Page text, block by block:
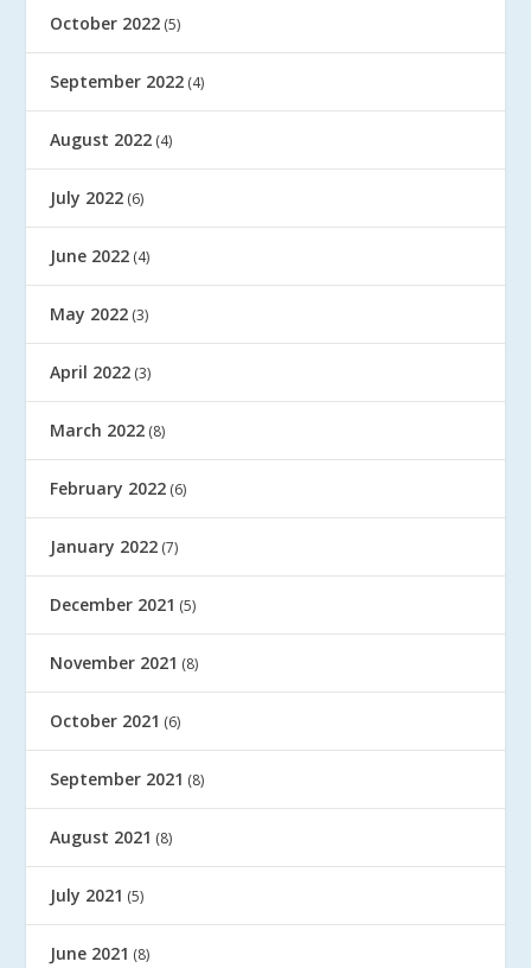
October 2022 (5)
September 2022 (4)
August 2022 (4)
July 2022 (6)
June 2022 (4)
May 2022 (3)
April 2022 (3)
March 2022 (8)
February 2022 (6)
January 2022 (7)
December 2021 (5)
November 2021 (8)
October 2021 (6)
September 2021 (8)
August 2021 (8)
July 2021 (5)
June 2021 (8)